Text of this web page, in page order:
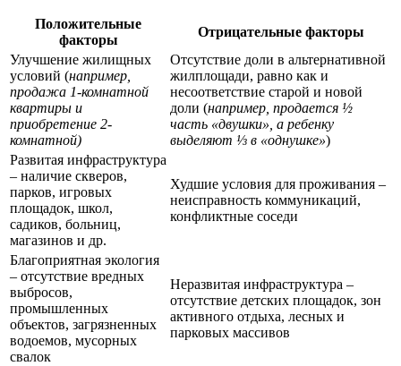
Положительные
факторы
Отрицательные факторы
Улучшение жилищных
условий (например,
продажа 1-комнатной
квартиры и
приобретение 2-
комнатной)
Отсутствие доли в альтернативной
жилплощади, равно как и
несоответствие старой и новой
доли (например, продается ½
часть «двушки», а ребенку
выделяют ⅓ в «однушке»)
Развитая инфраструктура
– наличие скверов,
парков, игровых
площадок, школ,
садиков, больниц,
магазинов и др.
Худшие условия для проживания –
неисправность коммуникаций,
конфликтные соседи
Благоприятная экология
– отсутствие вредных
выбросов,
промышленных
объектов, загрязненных
водоемов, мусорных
свалок
Неразвитая инфраструктура –
отсутствие детских площадок, зон
активного отдыха, лесных и
парковых массивов